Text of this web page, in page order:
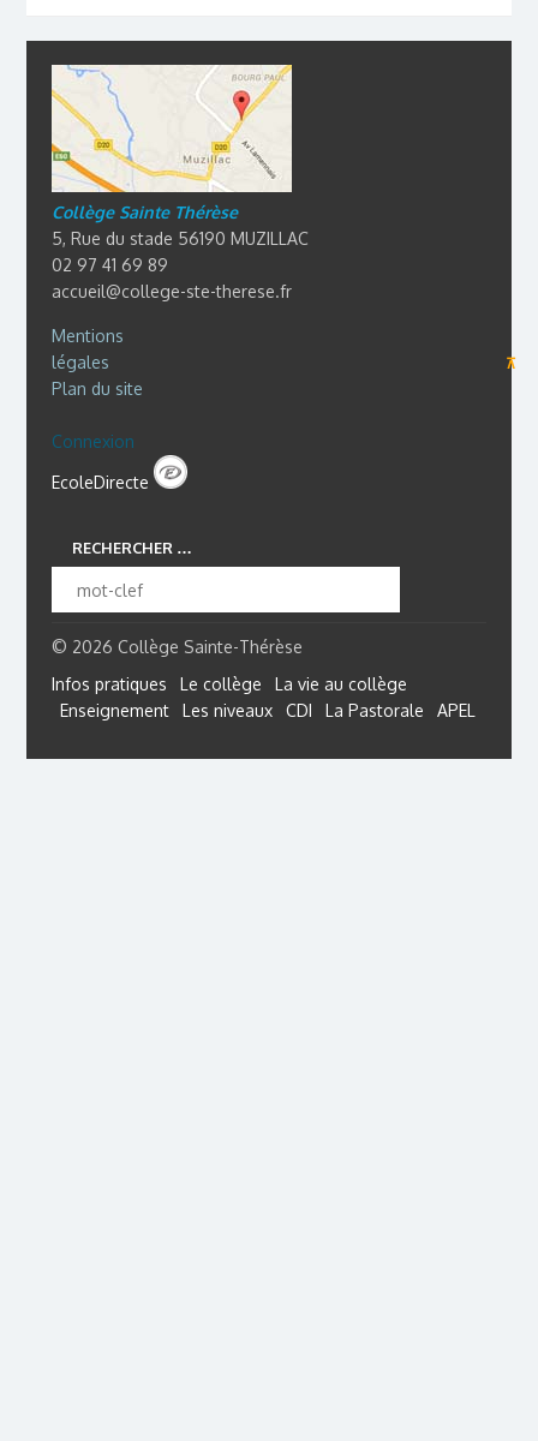
Collège Sainte Thérèse
5, Rue du stade 56190 MUZILLAC
02 97 41 69 89
accueil@college-ste-therese.fr
Mentions
légales
⊼
Plan du site
Connexion
EcoleDirecte
RECHERCHER …
© 2026 Collège Sainte-Thérèse
Infos pratiques
Le collège
La vie au collège
Enseignement
Les niveaux CDI La Pastorale APEL